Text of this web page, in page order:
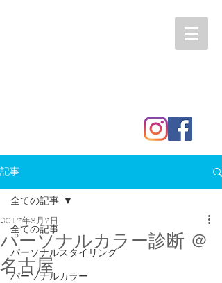
記事
全ての記事
パーソナルスタイリング
パーソナルカラー
全ての記事
パーソナルカラー診断 ＠
名古屋
2017年8月7日